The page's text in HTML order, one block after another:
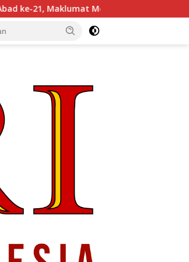
Barat, dan Jalan Panjang Menuju